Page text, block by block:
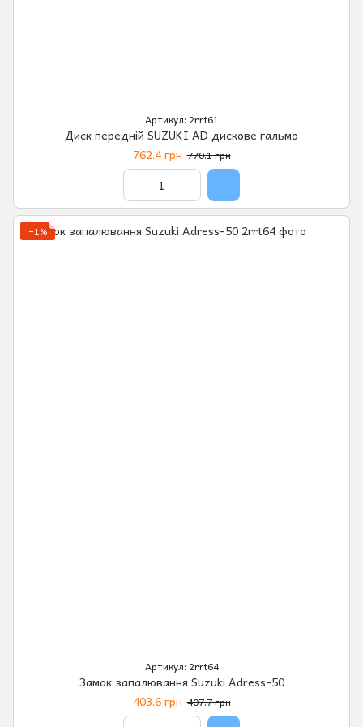
Артикул: 2rrt61
Диск передній SUZUKI AD дискове гальмо
762.4 грн 770.1 грн
−1%
Артикул: 2rrt64
Замок запалювання Suzuki Adress-50
403.6 грн 407.7 грн